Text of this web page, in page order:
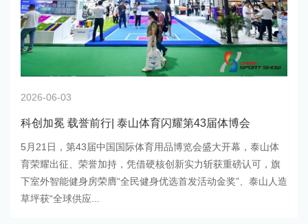
2026-06-03
科创加冕 载誉前行| 泰山体育闪耀第43届体博会
5月21日，第43届中国国际体育用品博览会盛大开幕，泰山体
育荣耀出征、荣誉加持，凭借硬核创新实力斩获重磅认可，旗
下室外智能健身房荣膺“全民健身优选首发活动金奖”、泰山人造
草坪获“全球供应...